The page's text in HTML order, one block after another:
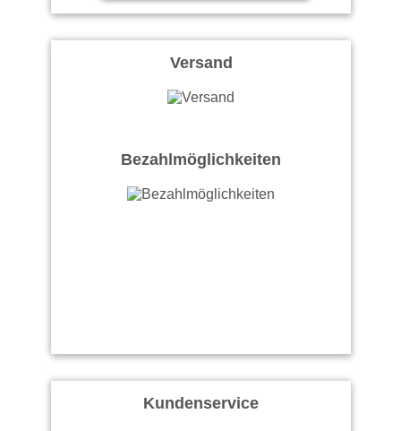
Versand
Bezahlmöglichkeiten
Kundenservice